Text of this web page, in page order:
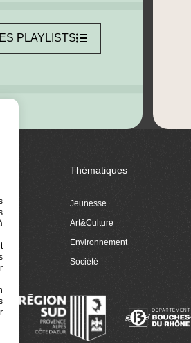
PLAYLISTS
Thématiques
Jeunesse
Art&Culture
Environnement
Société